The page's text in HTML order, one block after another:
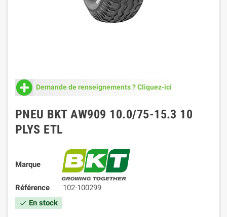
Demande de renseignements ? Cliquez-ici
PNEU BKT AW909 10.0/75-15.3 10
PLYS ETL
Marque
Référence 102-100299
check En stock